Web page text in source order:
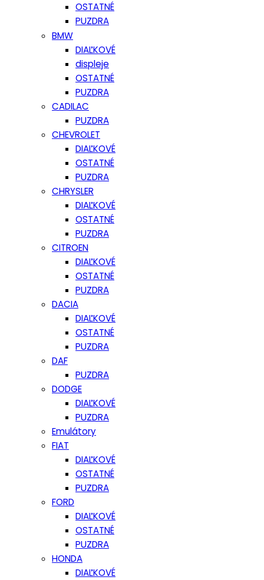
OSTATNÉ
PUZDRA
BMW
DIAĽKOVÉ
displeje
OSTATNÉ
PUZDRA
CADILAC
PUZDRA
CHEVROLET
DIAĽKOVÉ
OSTATNÉ
PUZDRA
CHRYSLER
DIAĽKOVÉ
OSTATNÉ
PUZDRA
CITROEN
DIAĽKOVÉ
OSTATNÉ
PUZDRA
DACIA
DIAĽKOVÉ
OSTATNÉ
PUZDRA
DAF
PUZDRA
DODGE
DIAĽKOVÉ
PUZDRA
Emulátory
FIAT
DIAĽKOVÉ
OSTATNÉ
PUZDRA
FORD
DIAĽKOVÉ
OSTATNÉ
PUZDRA
HONDA
DIAĽKOVÉ